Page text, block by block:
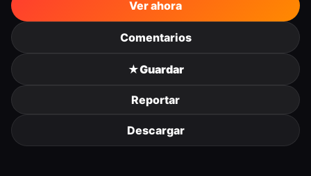
Ver ahora
Comentarios
★Guardar
Reportar
Descargar